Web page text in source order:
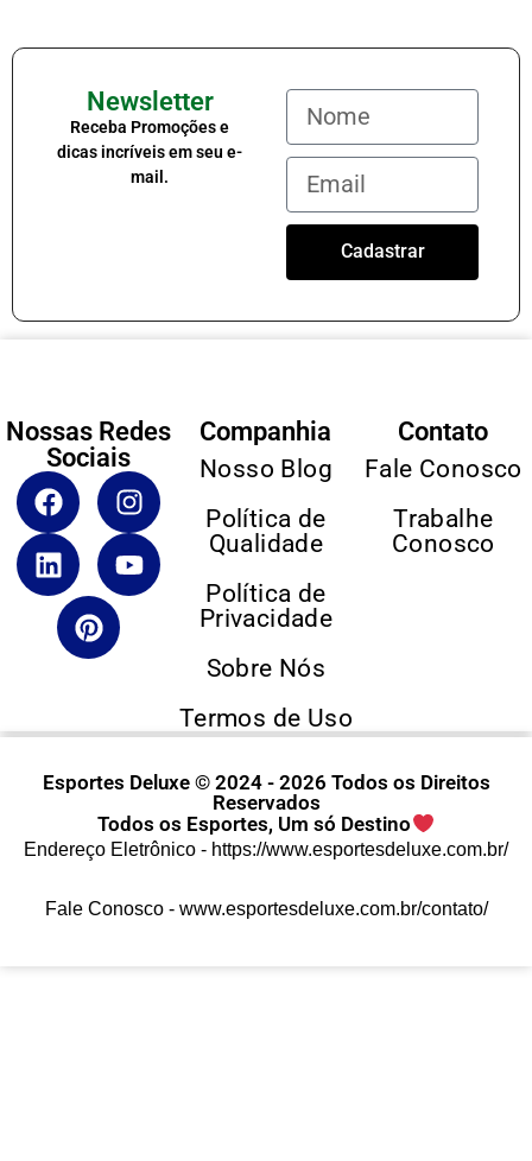
Newsletter
Receba Promoções e
dicas incríveis em seu e-
mail.
Cadastrar
Nossas Redes
Sociais
Companhia
Nosso Blog
Política de
Qualidade
Política de
Privacidade
Sobre Nós
Termos de Uso
Contato
Fale Conosco
Trabalhe
Conosco
Esportes Deluxe © 2024 - 2026 Todos os Direitos
Reservados
Todos os Esportes, Um só Destino
Endereço Eletrônico - https://www.esportesdeluxe.com.br/
Fale Conosco - www.esportesdeluxe.com.br/contato/